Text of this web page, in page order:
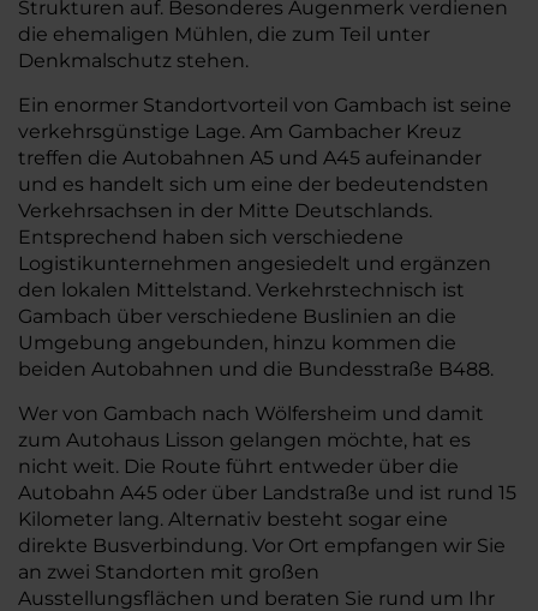
Strukturen auf. Besonderes Augenmerk verdienen
die ehemaligen Mühlen, die zum Teil unter
Denkmalschutz stehen.
Ein enormer Standortvorteil von Gambach ist seine
verkehrsgünstige Lage. Am Gambacher Kreuz
treffen die Autobahnen A5 und A45 aufeinander
und es handelt sich um eine der bedeutendsten
Verkehrsachsen in der Mitte Deutschlands.
Entsprechend haben sich verschiedene
Logistikunternehmen angesiedelt und ergänzen
den lokalen Mittelstand. Verkehrstechnisch ist
Gambach über verschiedene Buslinien an die
Umgebung angebunden, hinzu kommen die
beiden Autobahnen und die Bundesstraße B488.
Wer von Gambach nach Wölfersheim und damit
zum Autohaus Lisson gelangen möchte, hat es
nicht weit. Die Route führt entweder über die
Autobahn A45 oder über Landstraße und ist rund 15
Kilometer lang. Alternativ besteht sogar eine
direkte Busverbindung. Vor Ort empfangen wir Sie
an zwei Standorten mit großen
Ausstellungsflächen und beraten Sie rund um Ihr